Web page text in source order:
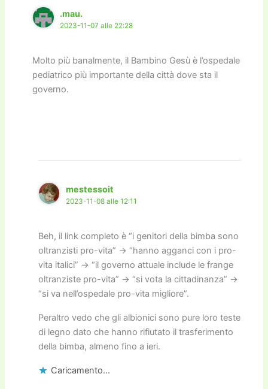
.mau.
2023-11-07 alle 22:28
Molto più banalmente, il Bambino Gesù è l’ospedale
pediatrico più importante della città dove sta il
governo.
mestessoit
2023-11-08 alle 12:11
Beh, il link completo è “i genitori della bimba sono
oltranzisti pro-vita” -> “hanno agganci con i pro-
vita italici” -> “il governo attuale include le frange
oltranziste pro-vita” -> “si vota la cittadinanza” ->
“si va nell’ospedale pro-vita migliore”.
Peraltro vedo che gli albionici sono pure loro teste
di legno dato che hanno rifiutato il trasferimento
della bimba, almeno fino a ieri.
Caricamento...